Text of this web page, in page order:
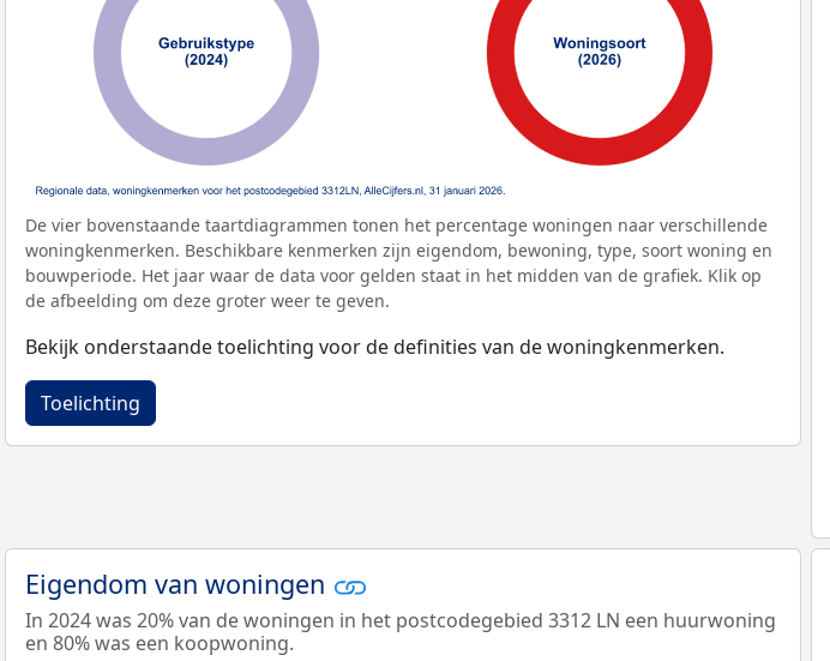
De vier bovenstaande taartdiagrammen tonen het percentage woningen naar verschillende
woningkenmerken. Beschikbare kenmerken zijn eigendom, bewoning, type, soort woning en
bouwperiode. Het jaar waar de data voor gelden staat in het midden van de grafiek. Klik op
de afbeelding om deze groter weer te geven.
Bekijk onderstaande toelichting voor de definities van de woningkenmerken.
Toelichting
Eigendom van woningen
In 2024 was 20% van de woningen in het postcodegebied 3312 LN een huurwoning
en 80% was een koopwoning.